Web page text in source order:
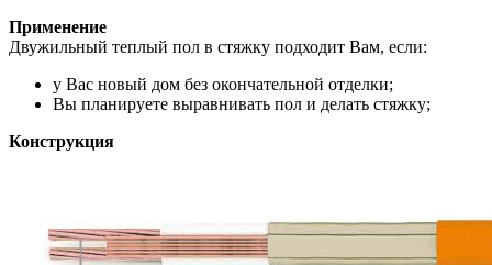
Применение
Двужильный теплый пол в стяжку подходит Вам, если:
у Вас новый дом без окончательной отделки;
Вы планируете выравнивать пол и делать стяжку;
Конструкция